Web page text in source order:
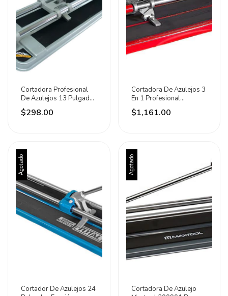
Cortadora Profesional
De Azulejos 13 Pulgadas
Adir
$298.00
Cortadora De Azulejos 3
En 1 Profesional
Capacidad 60cm Adir
$1,161.00
Agotado
Cortador De Azulejos 24
Agotado
Cortadora De Azulejo